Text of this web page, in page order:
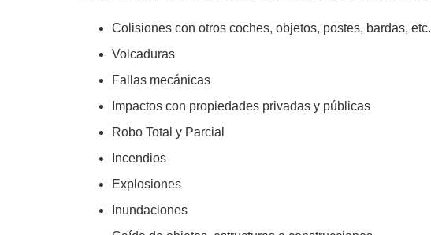
Colisiones con otros coches, objetos, postes, bardas, etc.
Volcaduras
Fallas mecánicas
Impactos con propiedades privadas y públicas
Robo Total y Parcial
Incendios
Explosiones
Inundaciones